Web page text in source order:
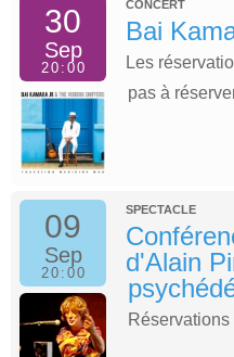
30
Sep
20:00
CONCERT
Bai
Les
pas à
09
Sep
20:00
SPECTACLE
d'Alain